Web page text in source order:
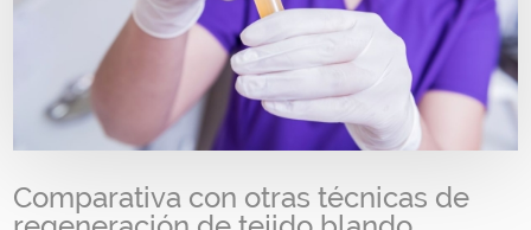
Comparativa con otras técnicas de